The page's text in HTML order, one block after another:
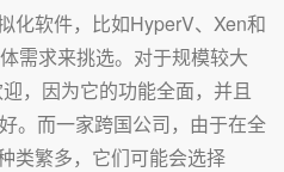
化软件，比如HyperV、Xen和
需求来挑选。对于规模较大
，因为它的功能全面，并且
。而一家跨国公司，由于在全
类繁多，它们可能会选择